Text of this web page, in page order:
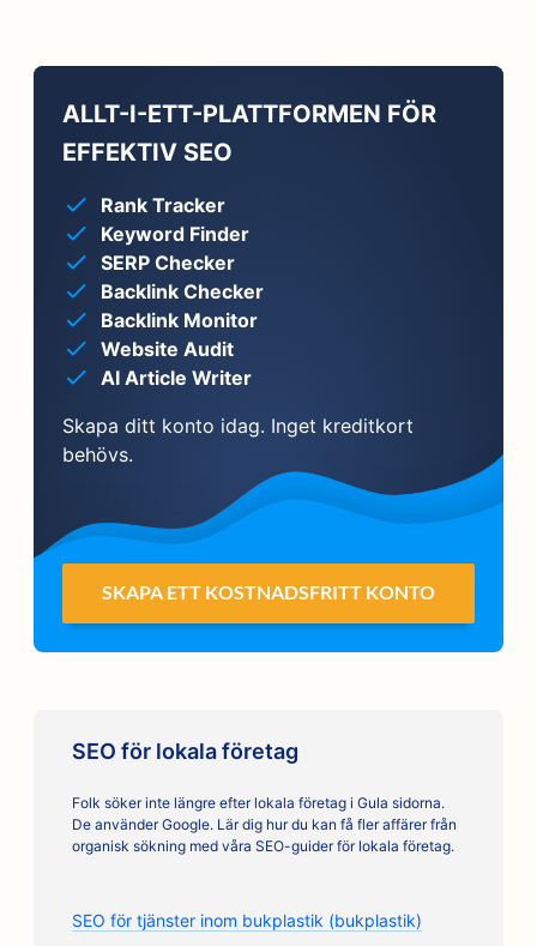
ALLT-I-ETT-PLATTFORMEN FÖR
EFFEKTIV SEO
Rank Tracker
Keyword Finder
SERP Checker
Backlink Checker
Backlink Monitor
Website Audit
AI Article Writer
Skapa ditt konto idag. Inget kreditkort
behövs.
SKAPA ETT KOSTNADSFRITT KONTO
SEO för lokala företag
Folk söker inte längre efter lokala företag i Gula sidorna.
De använder Google. Lär dig hur du kan få fler affärer från
organisk sökning med våra SEO-guider för lokala företag.
SEO för tjänster inom bukplastik (bukplastik)